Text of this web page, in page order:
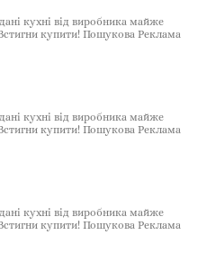
кухні від виробника майже
купити! Пошукова Реклама
кухні від виробника майже
купити! Пошукова Реклама
кухні від виробника майже
купити! Пошукова Реклама